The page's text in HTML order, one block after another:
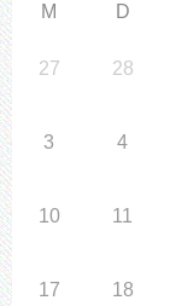
M D
27 28
3 4
10 11
17 18